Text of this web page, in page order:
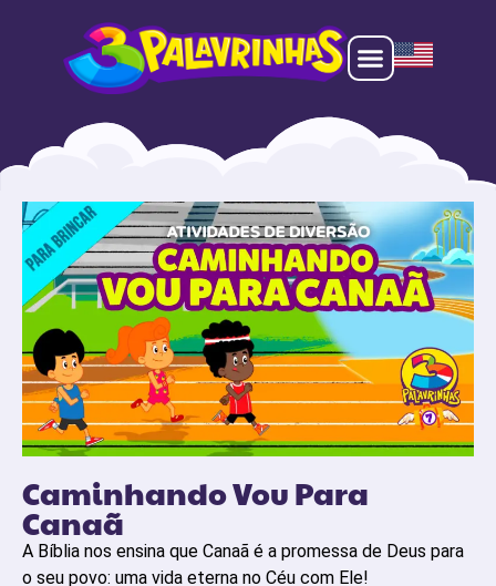
Caminhando Vou Para
Canaã
A Bíblia nos ensina que Canaã é a promessa de Deus para
o seu povo: uma vida eterna no Céu com Ele!